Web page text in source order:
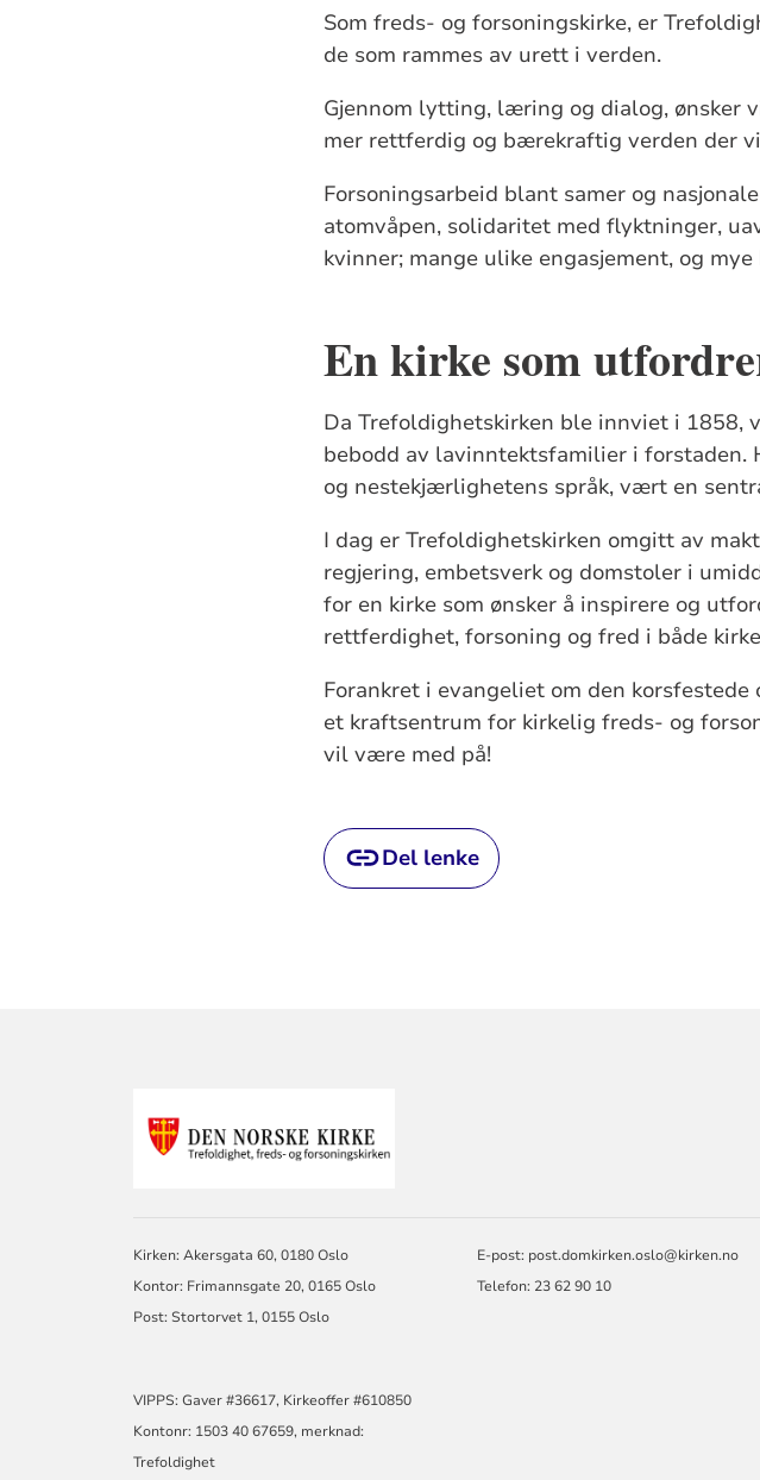
Som freds- og forsoningskirke, er
de som rammes av urett i verden.
Gjennom lytting, læring og dialog, ønsker
mer rettferdig og bærekraftig verden der
Forsoningsarbeid blant samer og
atomvåpen, solidaritet med flyktninger,
kvinner; mange ulike engasjement, og
En kirke som
Da Trefoldighetskirken ble innviet i 1858,
bebodd av lavinntektsfamilier i forstaden.
og nestekjærlighetens språk, vært en
I dag er Trefoldighetskirken omgitt av
regjering, embetsverk og domstoler i
for en kirke som ønsker å inspirere og
rettferdighet, forsoning og fred i både
Forankret i evangeliet om den
et kraftsentrum for kirkelig freds- og
vil være med på!
Del lenke
Kirken: Akersgata 60, 0180 Oslo
Kontor: Frimannsgate 20, 0165 Oslo
Post: Stortorvet 1, 0155 Oslo
VIPPS: Gaver #36617, Kirkeoffer #610850
Kontonr: 1503 40 67659, merknad:
Trefoldighet
E-post: post.domkirken.oslo@kirken.no
Telefon: 23 62 90 10